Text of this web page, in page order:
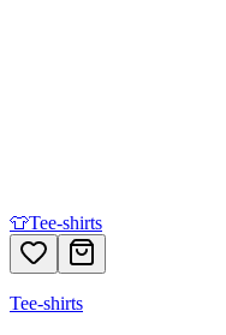
👕Tee-shirts
Tee-shirts